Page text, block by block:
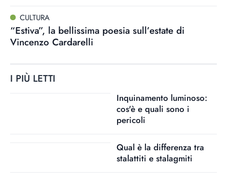
CULTURA
“Estiva”, la bellissima poesia sull’estate di
Vincenzo Cardarelli
I PIÙ LETTI
Inquinamento luminoso:
cos'è e quali sono i
pericoli
Qual è la differenza tra
stalattiti e stalagmiti